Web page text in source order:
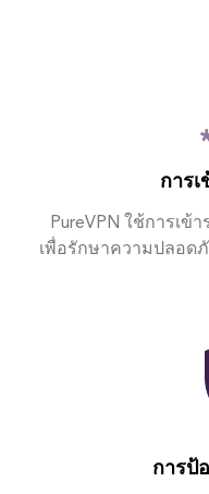
การ
PureVPN ใช้การเข้
เพื่อรักษาความปลอด
การป้